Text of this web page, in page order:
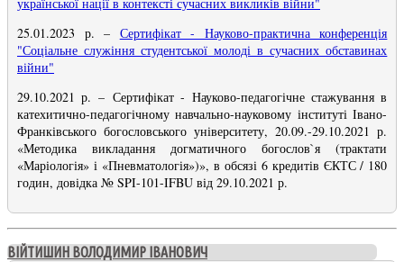
української нації в контексті сучасних викликів війни"
25.01.2023 р. – Сертифікат - Науково-практична конференція
"Соціальне служіння студентської молоді в сучасних обставинах
війни"
29.10.2021 р.– Сертифікат - Науково-педагогічне стажування в
катехитично-педагогічному навчально-науковому інституті Івано-
Франківського богословського університету, 20.09.-29.10.2021 р.
«Методика викладання догматичного богослов`я (трактати
«Маріологія» і «Пневматологія»)», в обсязі 6 кредитів ЄКТС / 180
годин, довідка № SPI-101-IFBU від 29.10.2021 р.
ВІЙТИШИН ВОЛОДИМИР ІВАНОВИЧ